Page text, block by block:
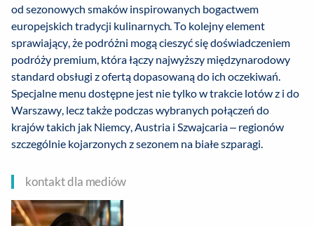
od sezonowych smaków inspirowanych bogactwem
europejskich tradycji kulinarnych. To kolejny element
sprawiający, że podróżni mogą cieszyć się doświadczeniem
podróży premium, która łączy najwyższy międzynarodowy
standard obsługi z ofertą dopasowaną do ich oczekiwań.
Specjalne menu dostępne jest nie tylko w trakcie lotów z i do
Warszawy, lecz także podczas wybranych połączeń do
krajów takich jak Niemcy, Austria i Szwajcaria – regionów
szczególnie kojarzonych z sezonem na białe szparagi.
kontakt dla mediów